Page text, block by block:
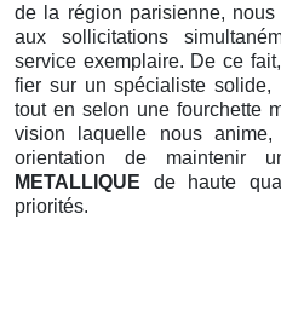
de la région parisienne,
aux sollicitations
service exemplaire. De ce
fier sur un spécialiste solide,
tout en selon une fourchette
vision laquelle nous
orientation de maintenir
METALLIQUE de haute
priorités.